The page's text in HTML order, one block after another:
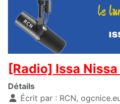
[Radio] Issa
Détails
Écrit par : RCN,